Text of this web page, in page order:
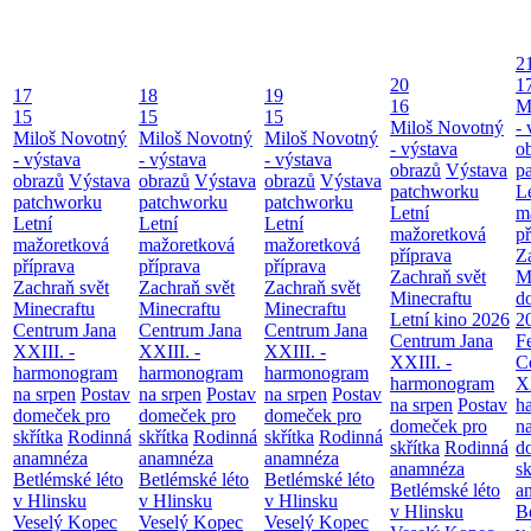
17
15
Miloš Novotný
- výstava
obrazů Výstava
patchworku
Letní
mažoretková
příprava
Zachraň svět
Minecraftu
Centrum Jana
XXIII. -
harmonogram
na srpen Postav
domeček pro
skřítka Rodinná
anamnéza
Betlémské léto
v Hlinsku
Veselý Kopec
18
15
Miloš Novotný
- výstava
obrazů Výstava
patchworku
Letní
mažoretková
příprava
Zachraň svět
Minecraftu
Centrum Jana
XXIII. -
harmonogram
na srpen Postav
domeček pro
skřítka Rodinná
anamnéza
Betlémské léto
v Hlinsku
Veselý Kopec
19
15
Miloš Novotný
- výstava
obrazů Výstava
patchworku
Letní
mažoretková
příprava
Zachraň svět
Minecraftu
Centrum Jana
XXIII. -
harmonogram
na srpen Postav
domeček pro
skřítka Rodinná
anamnéza
Betlémské léto
v Hlinsku
Veselý Kopec
20
16
Miloš Novotný
- výstava
obrazů Výstava
patchworku
Letní
mažoretková
příprava
Zachraň svět
Minecraftu
Letní kino 2026
Centrum Jana
XXIII. -
harmonogram
na srpen Postav
domeček pro
skřítka Rodinná
anamnéza
Betlémské léto
v Hlinsku
-